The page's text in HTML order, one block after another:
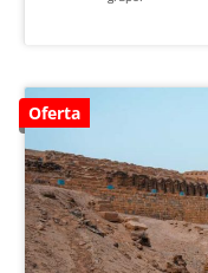
Oferta